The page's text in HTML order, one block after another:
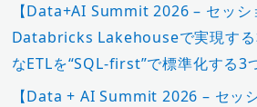
【Data+AI Summit 2026 – セッシ
Databricks Lakehouseで実現する
なETLを“SQL-first”で標準化する3
【Data + AI Summit 2026 – セッ